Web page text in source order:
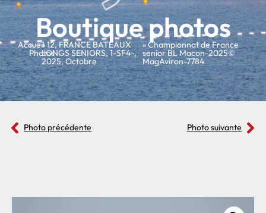
Boutique photos
Accueil
»
Photos
»12,FRANCE BATEAUX
LONGS SENIORS,1-SF4-,
2025,Octobre
» Championnat de France
senior BL Macon-2025©
MagAviron-7784
Photo précédente Photo suivante